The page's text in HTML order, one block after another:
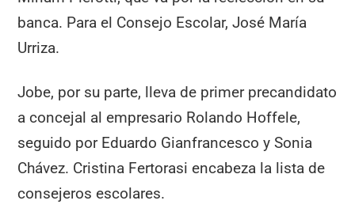
banca. Para el Consejo Escolar, José María
Urriza.
Jobe, por su parte, lleva de primer precandidato
a concejal al empresario Rolando Hoffele,
seguido por Eduardo Gianfrancesco y Sonia
Chávez. Cristina Fertorasi encabeza la lista de
consejeros escolares.